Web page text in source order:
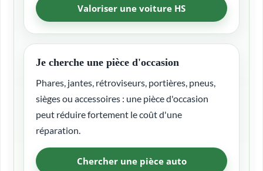
Valoriser une voiture HS
Je cherche une pièce d'occasion
Phares, jantes, rétroviseurs, portières, pneus,
sièges ou accessoires : une pièce d'occasion
peut réduire fortement le coût d'une
réparation.
Chercher une pièce auto